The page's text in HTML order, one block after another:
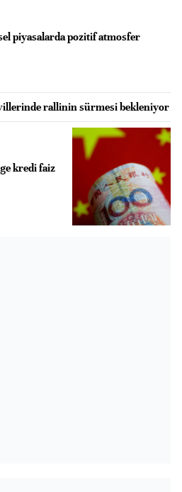
piyasalarda pozitif atmosfer
rallinin sürmesi bekleniyor
kredi faiz